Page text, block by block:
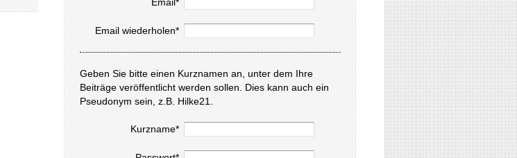
Email wiederholen*
Geben Sie bitte einen Kurznamen an, unter dem Ihre
Beiträge veröffentlicht werden sollen. Dies kann auch ein
Pseudonym sein, z.B. Hilke21.
Kurzname*